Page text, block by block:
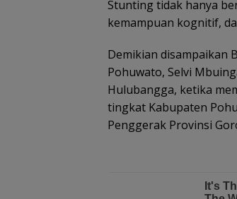
Stunting tidak hanya
kemampuan kognitif,
Demikian disampaikan
Pohuwato, Selvi
Hulubangga, ketika
tingkat Kabupaten
Penggerak Provinsi